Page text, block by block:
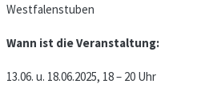
Westfalenstuben
Wann ist die Veranstaltung:
13.06. u. 18.06.2025, 18 – 20 Uhr